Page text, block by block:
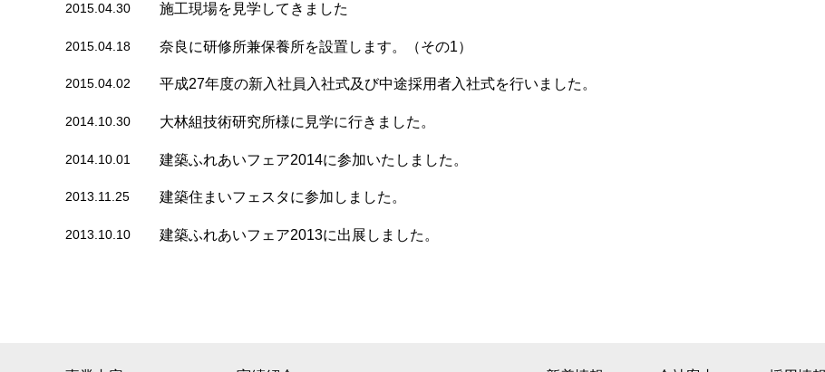
2015.04.30 施工現場を見学してきました
2015.04.18 奈良に研修所兼保養所を設置します。（その1）
2015.04.02 平成27年度の新入社員入社式及び中途採用者入社式を行いました。
2014.10.30 大林組技術研究所様に見学に行きました。
2014.10.01 建築ふれあいフェア2014に参加いたしました。
2013.11.25 建築住まいフェスタに参加しました。
2013.10.10 建築ふれあいフェア2013に出展しました。